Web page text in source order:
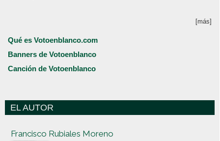
[más]
Qué es Votoenblanco.com
Banners de Votoenblanco
Canción de Votoenblanco
EL AUTOR
Francisco Rubiales Moreno